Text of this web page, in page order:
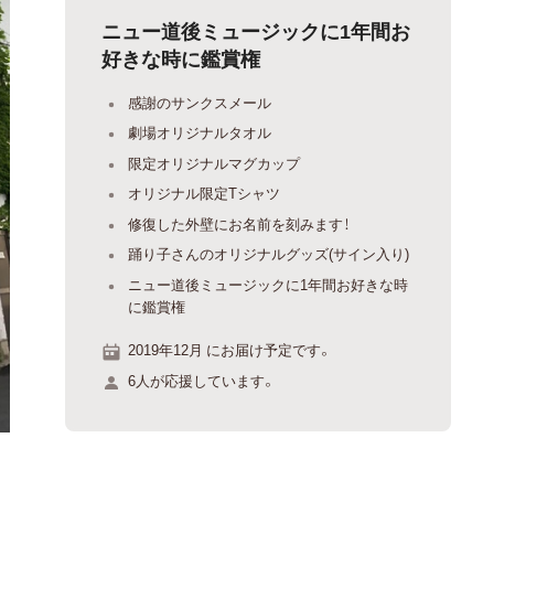
ニュー道後ミュージックに1年間お
好きな時に鑑賞権
感謝のサンクスメール
劇場オリジナルタオル
限定オリジナルマグカップ
オリジナル限定Tシャツ
修復した外壁にお名前を刻みます！
踊り子さんのオリジナルグッズ(サイン入り)
ニュー道後ミュージックに1年間お好きな時
に鑑賞権
2019年12月 にお届け予定です。
6人が応援しています。